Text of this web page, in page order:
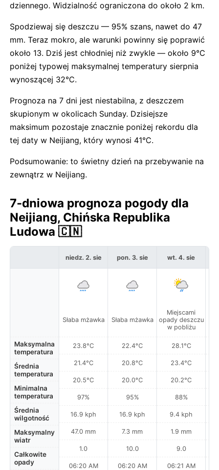
dziennego. Widzialność ograniczona do około 2 km.
Spodziewaj się deszczu — 95% szans, nawet do 47
mm. Teraz mokro, ale warunki powinny się poprawić
około 13. Dziś jest chłodniej niż zwykle — około 9°C
poniżej typowej maksymalnej temperatury sierpnia
wynoszącej 32°C.
Prognoza na 7 dni jest niestabilna, z deszczem
skupionym w okolicach Sunday. Dzisiejsze
maksimum pozostaje znacznie poniżej rekordu dla
tej daty w Neijiang, który wynosi 41°C.
Podsumowanie: to świetny dzień na przebywanie na
zewnątrz w Neijiang.
7-dniowa prognoza pogody dla
Neijiang, Chińska Republika
Ludowa 🇨🇳
Maksymalna
temperatura
Średnia
temperatura
Minimalna
temperatura
Średnia
wilgotność
Maksymalny
wiatr
Całkowite
opady
niedz. 2. sie
Słaba mżawka
23.8°C
21.4°C
20.5°C
97%
16.9 kph
47.0 mm
1.0
06:20 AM
pon. 3. sie
Słaba mżawka
22.4°C
20.8°C
20.0°C
95%
16.9 kph
7.3 mm
10.0
06:20 AM
wt. 4. sie
Miejscami
opady deszczu
w pobliżu
28.1°C
23.4°C
20.2°C
88%
9.4 kph
1.9 mm
9.0
06:21 AM